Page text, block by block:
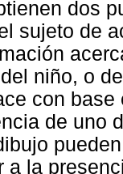
dos
sujeto de
niño, o
con
de uno
a la